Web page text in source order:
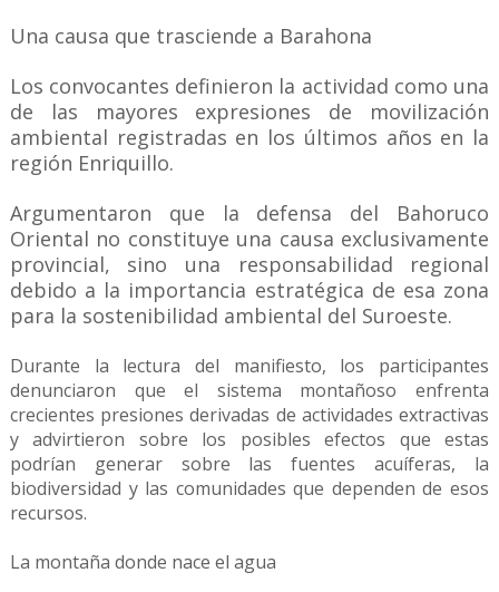
Una causa que trasciende a Barahona
Los convocantes definieron la actividad como una
de las mayores expresiones de movilización
ambiental registradas en los últimos años en la
región Enriquillo.
Argumentaron que la defensa del Bahoruco
Oriental no constituye una causa exclusivamente
provincial, sino una responsabilidad regional
debido a la importancia estratégica de esa zona
para la sostenibilidad ambiental del Suroeste.
Durante la lectura del manifiesto, los participantes
denunciaron que el sistema montañoso enfrenta
crecientes presiones derivadas de actividades extractivas
y advirtieron sobre los posibles efectos que estas
podrían generar sobre las fuentes acuíferas, la
biodiversidad y las comunidades que dependen de esos
recursos.
La montaña donde nace el agua